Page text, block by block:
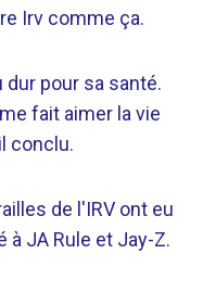
Irv comme ça.
pour sa santé.
fait aimer la vie
conclu.
de l'IRV ont eu
à JA Rule et Jay-Z.